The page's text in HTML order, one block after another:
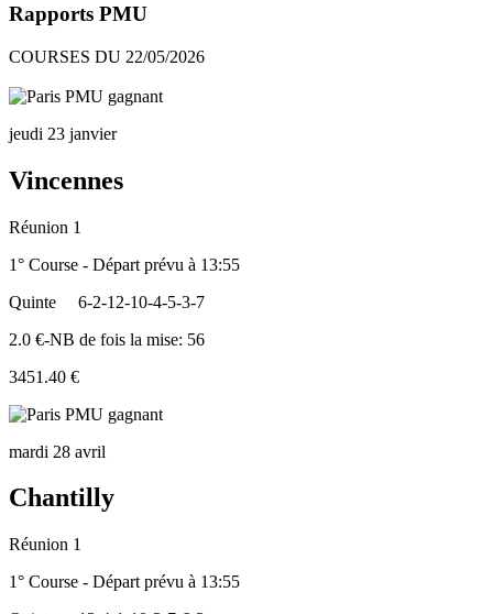
Rapports PMU
COURSES DU 22/05/2026
jeudi 23 janvier
Vincennes
Réunion 1
1° Course - Départ prévu à 13:55
Quinte
6-2-12-10-4-5-3-7
2.0 €-NB de fois la mise: 56
3451.40 €
mardi 28 avril
Chantilly
Réunion 1
1° Course - Départ prévu à 13:55